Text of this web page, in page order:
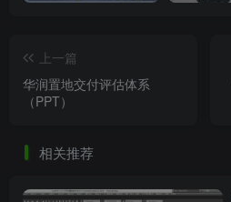
屋面渗漏.png
上一篇
华润置地交付评估体系
（PPT）
相关推荐